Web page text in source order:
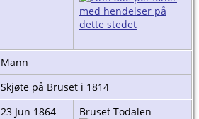
Mann
Skjøte på Bruset i 1814
23 Jun 1864 Bruset Todalen